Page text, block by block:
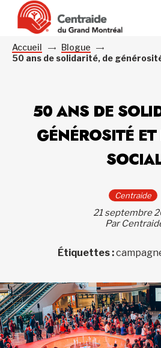
Accueil
Blogue
50 ans de solidarité, de
50 ANS DE
GÉNÉROSITÉ ET
Centraide
21 septembre
Par
Étiquettes :